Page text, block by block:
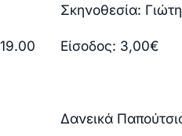
19.00
Σκηνοθεσία:
Είσοδος: 3,00€
Δανεικά